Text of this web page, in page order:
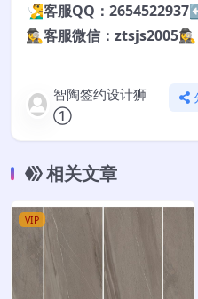
🧏‍♂️客服QQ：
🕵️‍♀️客服微信：ztsjs2005🕵️‍♀️
智陶签约设计狮
①
相关文章
VIP